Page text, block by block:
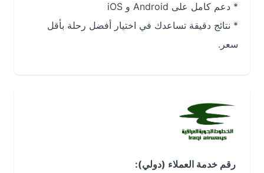
* دعم كامل على Android و iOS
* نتائج دقيقة تساعدك في اختيار أفضل رحلة بأقل
رقم خدمة العملاء (دولي):